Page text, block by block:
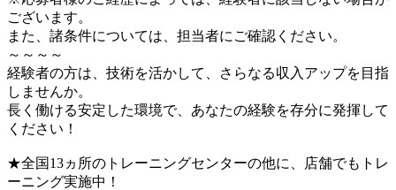
ございます。
また、諸条件については、担当者にご確認ください。
～～～～
経験者の方は、技術を活かして、さらなる収入アップを目指
しませんか。
長く働ける安定した環境で、あなたの経験を存分に発揮して
ください！
★全国13ヵ所のトレーニングセンターの他に、店舗でもトレ
ーニング実施中！